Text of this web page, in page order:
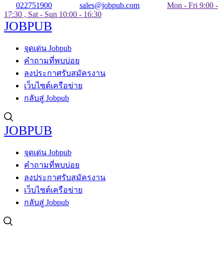
022751900
sales@jobpub.com
Mon - Fri 9:00 -
17:30 , Sat - Sun 10:00 - 16:30
JOBPUB
จุดเด่น Jobpub
คำถามที่พบบ่อย
ลงประกาศรับสมัครงาน
เว็บไซต์เครือข่าย
กลับสู่ Jobpub
JOBPUB
จุดเด่น Jobpub
คำถามที่พบบ่อย
ลงประกาศรับสมัครงาน
เว็บไซต์เครือข่าย
กลับสู่ Jobpub